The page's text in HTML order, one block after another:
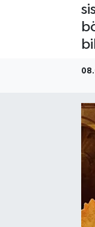
Son Dakika
Haber Arşivi